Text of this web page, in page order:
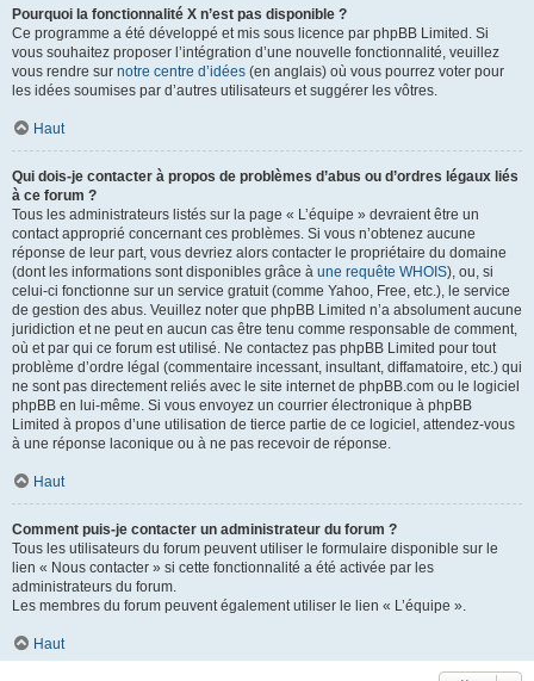
Pourquoi la fonctionnalité X n’est pas disponible ?
Ce programme a été développé et mis sous licence par phpBB Limited. Si
vous souhaitez proposer l’intégration d’une nouvelle fonctionnalité, veuillez
vous rendre sur notre centre d’idées (en anglais) où vous pourrez voter pour
les idées soumises par d’autres utilisateurs et suggérer les vôtres.
Haut
Qui dois-je contacter à propos de problèmes d’abus ou d’ordres légaux liés
à ce forum ?
Tous les administrateurs listés sur la page « L’équipe » devraient être un
contact approprié concernant ces problèmes. Si vous n’obtenez aucune
réponse de leur part, vous devriez alors contacter le propriétaire du domaine
(dont les informations sont disponibles grâce à une requête WHOIS), ou, si
celui-ci fonctionne sur un service gratuit (comme Yahoo, Free, etc.), le service
de gestion des abus. Veuillez noter que phpBB Limited n’a absolument aucune
juridiction et ne peut en aucun cas être tenu comme responsable de comment,
où et par qui ce forum est utilisé. Ne contactez pas phpBB Limited pour tout
problème d’ordre légal (commentaire incessant, insultant, diffamatoire, etc.) qui
ne sont pas directement reliés avec le site internet de phpBB.com ou le logiciel
phpBB en lui-même. Si vous envoyez un courrier électronique à phpBB
Limited à propos d’une utilisation de tierce partie de ce logiciel, attendez-vous
à une réponse laconique ou à ne pas recevoir de réponse.
Haut
Comment puis-je contacter un administrateur du forum ?
Tous les utilisateurs du forum peuvent utiliser le formulaire disponible sur le
lien « Nous contacter » si cette fonctionnalité a été activée par les
administrateurs du forum.
Les membres du forum peuvent également utiliser le lien « L’équipe ».
Haut